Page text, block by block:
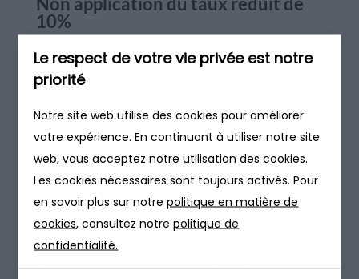
Le respect de votre vie privée est notre
priorité
Notre site web utilise des cookies pour améliorer
votre expérience. En continuant à utiliser notre site
web, vous acceptez notre utilisation des cookies.
Les cookies nécessaires sont toujours activés. Pour
en savoir plus sur notrepolitique en matière de
cookies, consultez notrepolitique de
confidentialité.
10%
Le taux de TVA réduit de 10% s’applique
main d’œuvre par une entreprise. Si le particulier
décide d’acheter lui-même les équipements pour les
faire installer par une entreprise, le taux normal de
20% s’applique. Seule la main d’œuvre pour la pose
bénéficie du taux intermédiaire (10%).
Pour les logements neufs ou achevés depuis moins
de deux ans, ainsi que pour tous les autres travaux